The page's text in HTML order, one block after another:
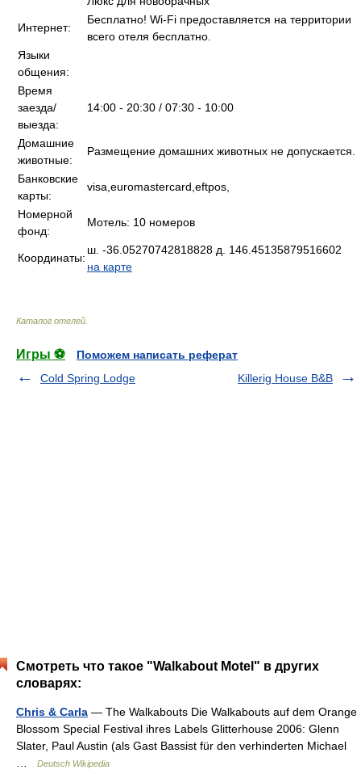
Интернет:
Бесплатно! Wi-Fi предоставляется на территории
всего отеля бесплатно.
Языки
общения:
Время
заезда/
выезда:
14:00 - 20:30 / 07:30 - 10:00
Домашние
животные:
Размещение домашних животных не допускается.
Банковские
карты:
visa,euromastercard,eftpos,
Номерной
фонд:
Мотель: 10 номеров
Координаты:
ш. -36.05270742818828 д. 146.45135879516602
на карте
Каталог отелей
Игры ⚽
Поможем написать реферат
Cold Spring Lodge
Killerig House B&B
Смотреть что такое "Walkabout Motel" в других
словарях:
Chris & Carla — The Walkabouts Die Walkabouts auf dem Orange
Blossom Special Festival ihres Labels Glitterhouse 2006: Glenn
Slater, Paul Austin (als Gast Bassist für den verhinderten Michael
Deutsch Wikipedia